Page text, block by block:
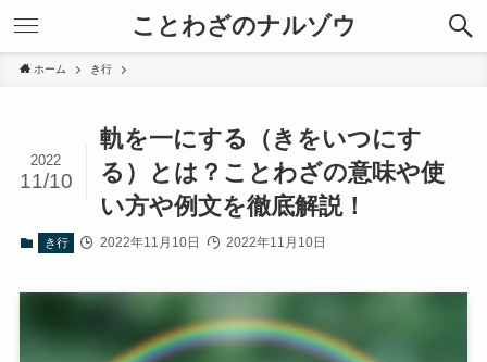
ことわざのナルゾウ
ホーム き行
軌を一にする（きをいつにす
る）とは？ことわざの意味や使
い方や例文を徹底解説！
2022
11/10
き行 2022年11月10日 2022年11月10日